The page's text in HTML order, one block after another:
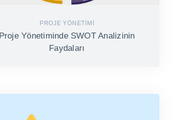
PROJE YÖNETIMI
Proje Yönetiminde SWOT Analizinin
Faydaları